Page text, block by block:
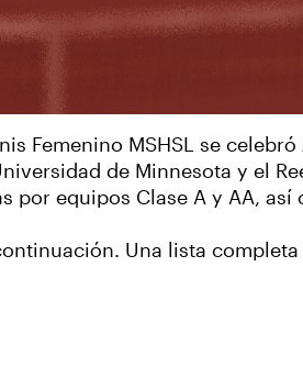
Femenino MSHSL se
de Minnesota y el
por equipos Clase A y AA,
Una lista